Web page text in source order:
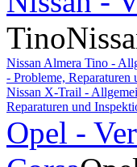
Tino
Nissan Almera Tino -
- Probleme, Reparaturen
Nissan X-Trail -
Reparaturen und
Opel -